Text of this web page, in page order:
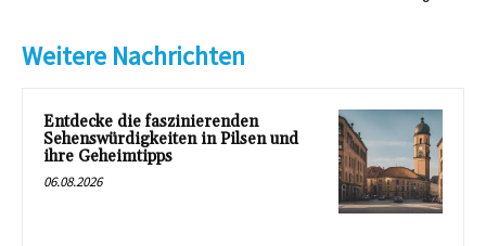
Weitere Nachrichten
Entdecke die faszinierenden
Sehenswürdigkeiten in Pilsen und
ihre Geheimtipps
06.08.2026